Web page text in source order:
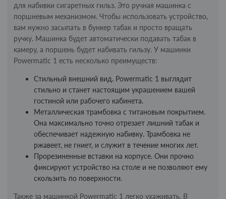
для набивки сигаретных гильз. Это ручная машинка с
поршневым механизмом. Чтобы использовать устройство,
вам нужно засыпать в бункер табак и просто вращать
ручку. Машинка будет автоматически подавать табак в
камеру, а поршень будет набивать гильзу. У машинки
Powermatic 1 есть несколько преимуществ:
Стильный внешний вид. Powermatic 1 выглядит
стильно и станет настоящим украшением вашей
гостиной или рабочего кабинета.
Металлическая трамбовка с титановым покрытием.
Она максимально точно отрезает лишний табак и
обеспечивает надежную набивку. Трамбовка не
ржавеет, не гниет, и служит в течение многих лет.
Прорезиненные вставки на корпусе. Они прочно
фиксируют устройство на столе и не позволяют ему
скользить по поверхности.
Также за машинкой Powermatic 1 легко ухаживать. В